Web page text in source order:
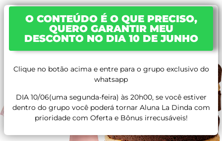
O CONTEÚDO É O QUE PRECISO,
QUERO GARANTIR MEU
DESCONTO NO DIA 10 DE JUNHO
Clique no botão acima e entre para o grupo exclusivo do
whatsapp
DIA 10/06(uma segunda-feira) às 20h00, se você estiver
dentro do grupo você poderá tornar Aluna La Dinda com
prioridade com Oferta e Bônus irrecusáveis!